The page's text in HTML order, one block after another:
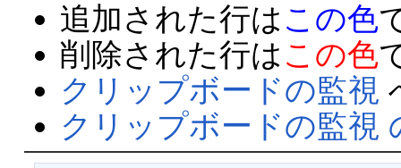
追加された行は この色
削除された行は この色
クリップボードの監視
クリップボードの監視